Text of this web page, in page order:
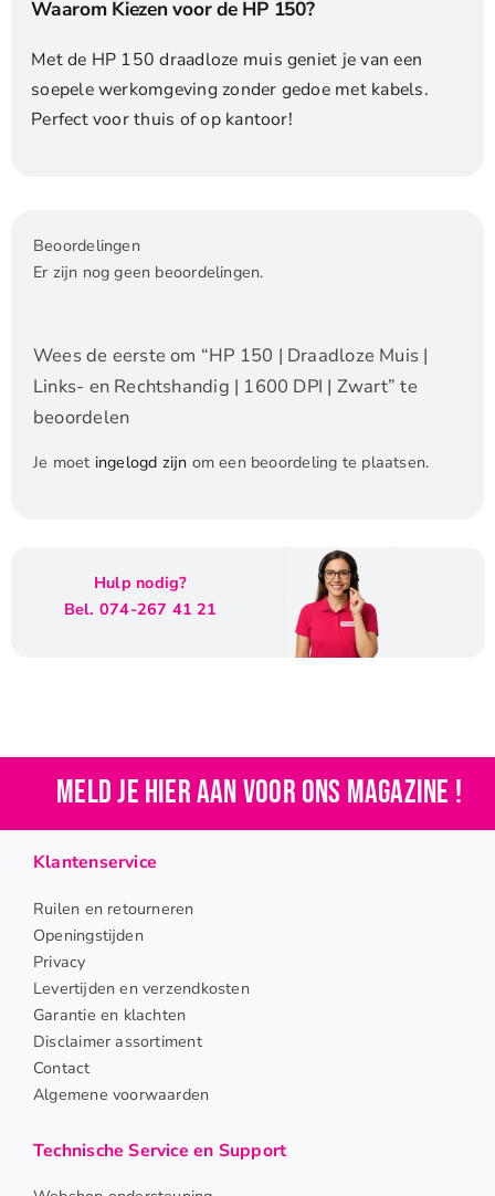
Waarom Kiezen voor de HP 150?
Met de HP 150 draadloze muis geniet je van een
soepele werkomgeving zonder gedoe met kabels.
Perfect voor thuis of op kantoor!
Beoordelingen
Er zijn nog geen beoordelingen.
Wees de eerste om “HP 150 | Draadloze Muis |
Links- en Rechtshandig | 1600 DPI | Zwart” te
beoordelen
Je moet ingelogd zijn om een beoordeling te plaatsen.
Hulp nodig?
Bel. 074-267 41 21
Meld je hier aan voor ons magazine !
Klantenservice
Ruilen en retourneren
Openingstijden
Privacy
Levertijden en verzendkosten
Garantie en klachten
Disclaimer assortiment
Contact
Algemene voorwaarden
Technische Service en Support